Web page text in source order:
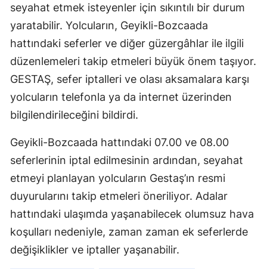
Muş
Nevşehir
Niğde
Ordu
Sakarya
Samsun
Siirt
Sinop
Sivas
seyahat etmek isteyenler için sıkıntılı bir durum
yaratabilir. Yolcuların, Geyikli-Bozcaada
hattındaki seferler ve diğer güzergâhlar ile ilgili
düzenlemeleri takip etmeleri büyük önem taşıyor.
GESTAŞ, sefer iptalleri ve olası aksamalara karşı
yolcuların telefonla ya da internet üzerinden
bilgilendirileceğini bildirdi.
Geyikli-Bozcaada hattındaki 07.00 ve 08.00
seferlerinin iptal edilmesinin ardından, seyahat
etmeyi planlayan yolcuların Gestaş’ın resmi
duyurularını takip etmeleri öneriliyor. Adalar
hattındaki ulaşımda yaşanabilecek olumsuz hava
koşulları nedeniyle, zaman zaman ek seferlerde
değişiklikler ve iptaller yaşanabilir.